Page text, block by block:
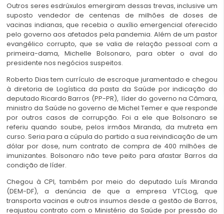
Outros seres esdrúxulos emergiram dessas trevas, inclusive um
suposto vendedor de centenas de milhões de doses de
vacinas indianas, que recebia o auxílio emergencial oferecido
pelo governo aos afetados pela pandemia. Além de um pastor
evangélico corrupto, que se valia de relação pessoal com a
primeira-dama, Michelle Bolsonaro, para obter o aval do
presidente nos negócios suspeitos.
Roberto Dias tem currículo de escroque juramentado e chegou
à diretoria de Logística da pasta da Saúde por indicação do
deputado Ricardo Barros (PP-PR), líder do governo na Câmara,
ministro da Saúde no governo de Michel Temer e que responde
por outros casos de corrupção. Foi a ele que Bolsonaro se
referiu quando soube, pelos irmãos Miranda, da mutreta em
curso. Seria para a cúpula do partido a sua reivindicação de um
dólar por dose, num contrato de compra de 400 milhões de
imunizantes. Bolsonaro não teve peito para afastar Barros da
condição de líder.
Chegou à CPI, também por meio do deputado Luís Miranda
(DEM-DF), a denúncia de que a empresa VTCLog, que
transporta vacinas e outros insumos desde a gestão de Barros,
reajustou contrato com o Ministério da Saúde por pressão do